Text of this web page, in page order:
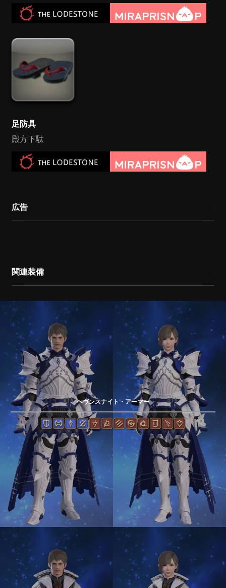
足防具
殿方下駄
広告
関連装備
ヘヴンスナイト・アーマー